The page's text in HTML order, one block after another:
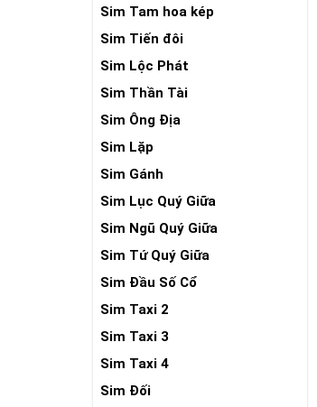
Sim Tam hoa kép
Sim Tiến đôi
Sim Lộc Phát
Sim Thần Tài
Sim Ông Địa
Sim Lặp
Sim Gánh
Sim Lục Quý Giữa
Sim Ngũ Quý Giữa
Sim Tứ Quý Giữa
Sim Đầu Số Cổ
Sim Taxi 2
Sim Taxi 3
Sim Taxi 4
Sim Đối